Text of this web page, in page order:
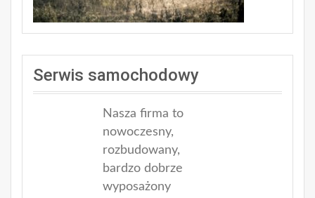
Serwis samochodowy
Nasza firma to
nowoczesny,
rozbudowany,
bardzo dobrze
wyposażony